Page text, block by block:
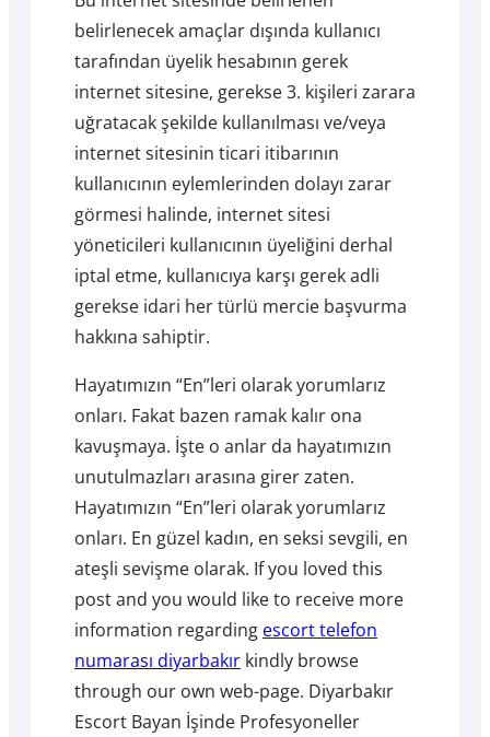
belirlenecek amaçlar dışında kullanıcı
tarafından üyelik hesabının gerek
internet sitesine, gerekse 3. kişileri zarara
uğratacak şekilde kullanılması ve/veya
internet sitesinin ticari itibarının
kullanıcının eylemlerinden dolayı zarar
görmesi halinde, internet sitesi
yöneticileri kullanıcının üyeliğini derhal
iptal etme, kullanıcıya karşı gerek adli
gerekse idari her türlü mercie başvurma
hakkına sahiptir.
Hayatımızın “En”leri olarak yorumlarız
onları. Fakat bazen ramak kalır ona
kavuşmaya. İşte o anlar da hayatımızın
unutulmazları arasına girer zaten.
Hayatımızın “En”leri olarak yorumlarız
onları. En güzel kadın, en seksi sevgili, en
ateşli sevişme olarak. If you loved this
post and you would like to receive more
information regarding escort telefon
numarası diyarbakır kindly browse
through our own web-page. Diyarbakır
Escort Bayan İşinde Profesyoneller